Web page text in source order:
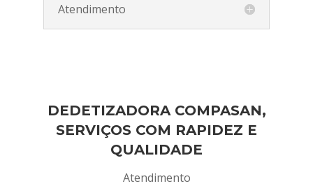
Atendimento
DEDETIZADORA COMPASAN,
SERVIÇOS COM RAPIDEZ E
QUALIDADE
Atendimento